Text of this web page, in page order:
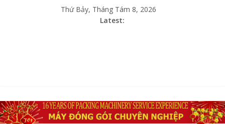
Thứ Bảy, Tháng Tám 8, 2026
Latest: